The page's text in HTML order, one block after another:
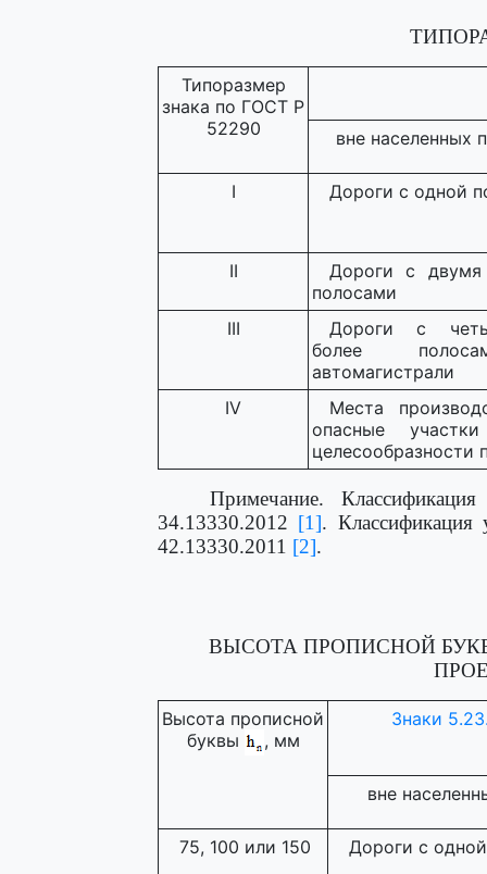
Типоразмер
знака по ГОСТ Р
52290
вне населенных
I Дороги с одной
II
Дороги с
полосами
III
Дороги с
более
автомагистрали
IV
Места
опасные
целесообразности
Примечание.
34.13330.2012 [1].
42.13330.2011 [2].
ВЫСОТА ПРОПИСНОЙ
Высота прописной
буквы
, мм
Знаки
вне
75, 100 или 150 Дороги с